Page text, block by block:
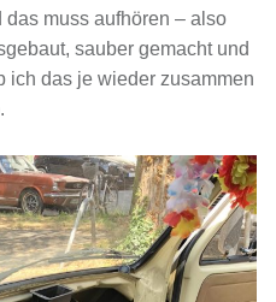
das muss aufhören – also
sauber gemacht und
ich das je wieder zusammen